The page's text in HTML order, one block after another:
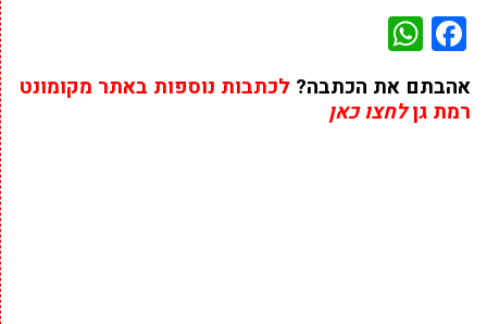
Facebook
אהבתם את הכתבה? לכתבות נוספות באתר מקומונט
רמת גןלחצו כאן